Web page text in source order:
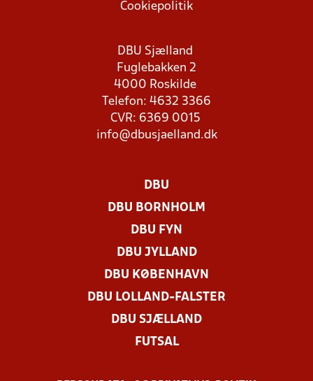
Cookiepolitik
DBU Sjælland
Fuglebakken 2
4000 Roskilde
Telefon: 4632 3366
CVR: 6369 0015
info@dbusjaelland.dk
DBU
DBU BORNHOLM
DBU FYN
DBU JYLLAND
DBU KØBENHAVN
DBU LOLLAND-FALSTER
DBU SJÆLLAND
FUTSAL